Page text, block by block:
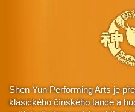
Shen Yun Performing Arts je
klasického čínského tance a